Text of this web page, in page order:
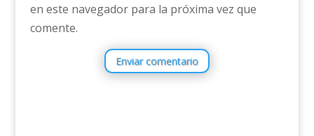
en este navegador para la próxima vez que
comente.
Enviar comentario